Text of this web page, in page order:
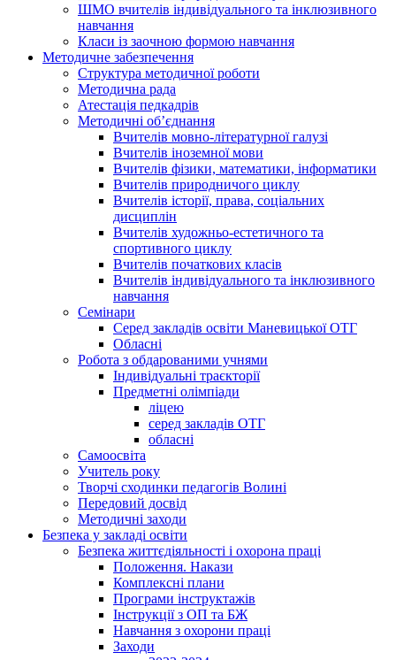
ШМО вчителів індивідуального та інклюзивного
навчання
Класи із заочною формою навчання
Методичне забезпечення
Структура методичної роботи
Методична рада
Атестація педкадрів
Методичні об’єднання
Вчителів мовно-літературної галузі
Вчителів іноземної мови
Вчителів фізики, математики, інформатики
Вчителів природничого циклу
Вчителів історії, права, соціальних
дисциплін
Вчителів художньо-естетичного та
спортивного циклу
Вчителів початкових класів
Вчителів індивідуального та інклюзивного
навчання
Семінари
Серед закладів освіти Маневицької ОТГ
Обласні
Робота з обдарованими учнями
Індивідуальні траєкторії
Предметні олімпіади
ліцею
серед закладів ОТГ
обласні
Самоосвіта
Учитель року
Творчі сходинки педагогів Волині
Передовий досвід
Методичні заходи
Безпека у закладі освіти
Безпека життєдіяльності і охорона праці
Положення. Накази
Комплексні плани
Програми інструктажів
Інструкції з ОП та БЖ
Навчання з охорони праці
Заходи